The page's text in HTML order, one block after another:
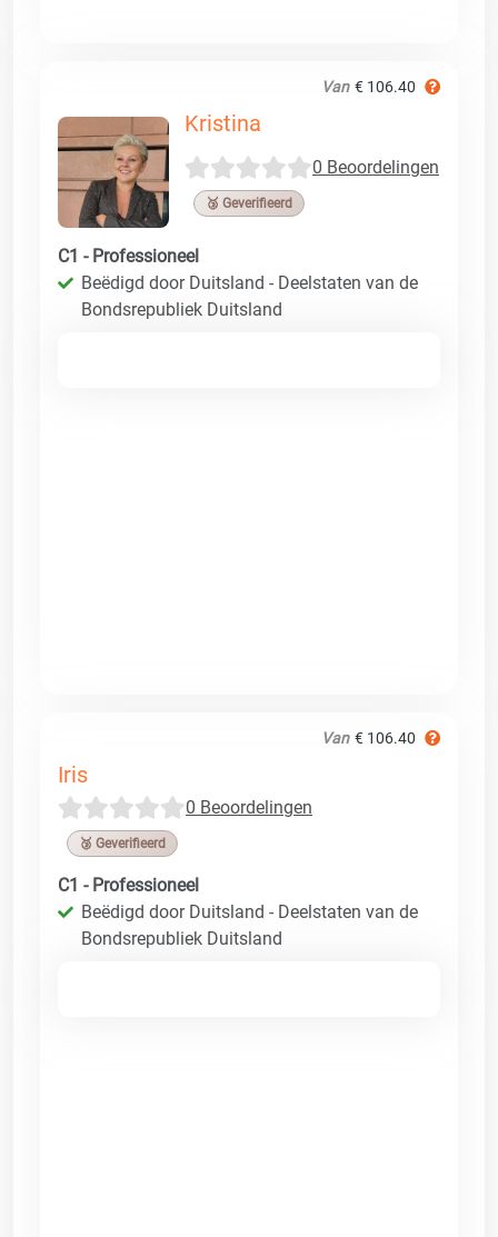
Van € 106.40
Kristina
0 Beoordelingen
🥉 Geverifieerd
C1 - Professioneel
Beëdigd door Duitsland - Deelstaten van de
Bondsrepubliek Duitsland
Van € 106.40
Iris
0 Beoordelingen
🥉 Geverifieerd
C1 - Professioneel
Beëdigd door Duitsland - Deelstaten van de
Bondsrepubliek Duitsland